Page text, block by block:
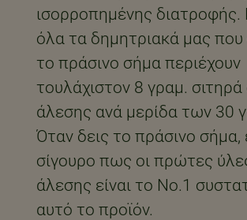
ισορροπημένης διατροφής.
όλα τα δημητριακά μας
το πράσινο σήμα περιέχουν
τουλάχιστον 8 γραμ. σιτηρά
άλεσης ανά μερίδα των 30
Όταν δεις το πράσινο σήμα,
σίγουρο πως οι πρώτες
άλεσης είναι το Νο.1
αυτό το προϊόν.